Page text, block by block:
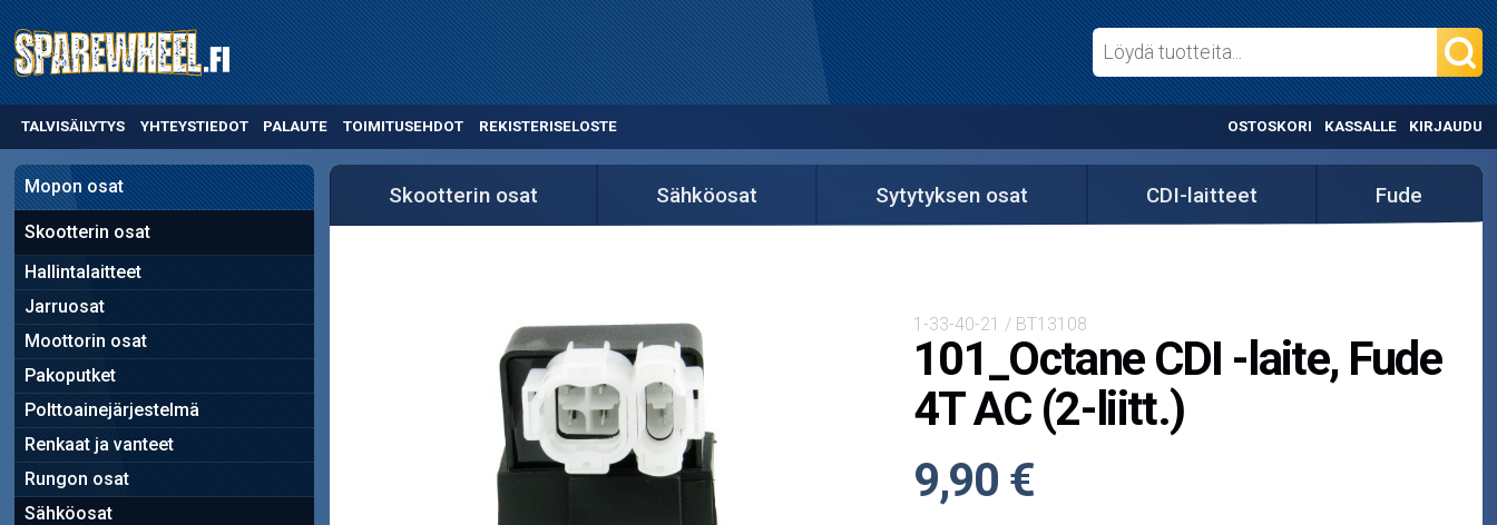
TALVISÄILYTYS YHTEYSTIEDOT PALAUTE TOIMITUSEHDOT REKISTERISELOSTE OSTOSKORI KASSALLE KIRJAUDU
Mopon osat
Skootterin osat
Hallintalaitteet
Jarruosat
Moottorin osat
Pakoputket
Polttoainejärjestelmä
Renkaat ja vanteet
Rungon osat
Sähköosat
Skootterin osat Sähköosat Sytytyksen osat CDI-laitteet Fude
1-33-40-21 / BT13108
101_Octane CDI -laite, Fude
4T AC (2-liitt.)
9,90 €